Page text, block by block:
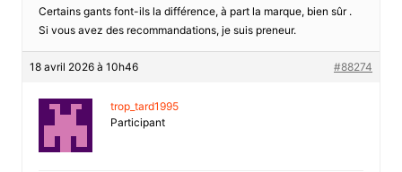
Certains gants font-ils la différence, à part la marque, bien sûr .
Si vous avez des recommandations, je suis preneur.
18 avril 2026 à 10h46 #88274
trop_tard1995
Participant